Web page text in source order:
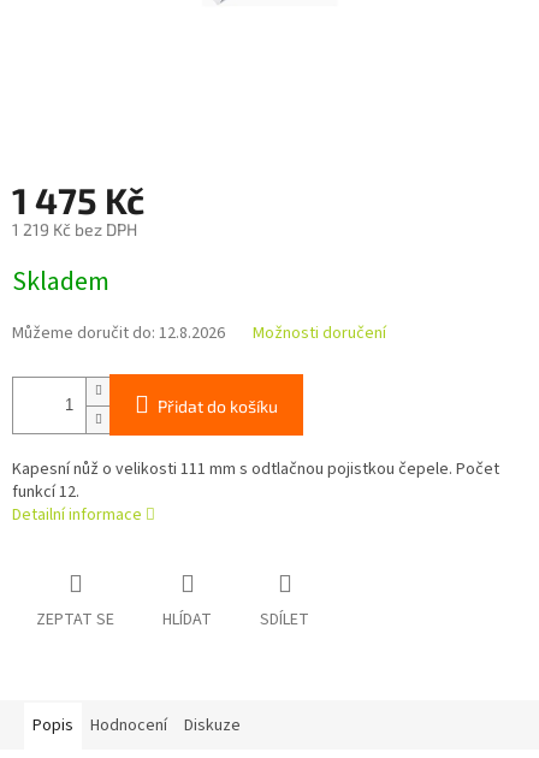
1 475 Kč
1 219 Kč bez DPH
cena:
Skladem
Můžeme doručit do: 12.8.2026 Možnosti doručení
Přidat do košíku
Kapesní nůž o velikosti 111 mm s odtlačnou pojistkou čepele. Počet
funkcí 12.
Detailní informace
ZEPTAT SE HLÍDAT SDÍLET
Popis Hodnocení Diskuze